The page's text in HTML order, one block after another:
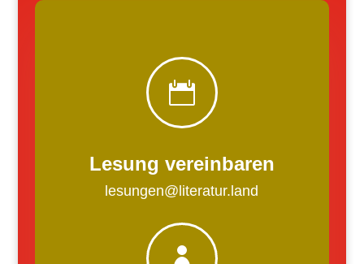

Lesung vereinbaren
lesungen@literatur.land
